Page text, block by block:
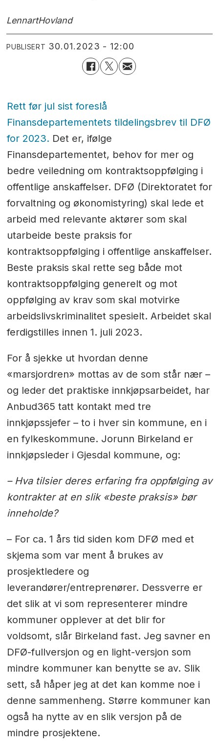
LennartHovland
PUBLISERT 30.01.2023 - 12:00
Rett før jul sist foreslå
Finansdepartementets tildelingsbrev til DFØ
for 2023. Det er, ifølge
Finansdepartementet, behov for mer og
bedre veiledning om kontraktsoppfølging i
offentlige anskaffelser. DFØ (Direktoratet for
forvaltning og økonomistyring) skal lede et
arbeid med relevante aktører som skal
utarbeide beste praksis for
kontraktsoppfølging i offentlige anskaffelser.
Beste praksis skal rette seg både mot
kontraktsoppfølging generelt og mot
oppfølging av krav som skal motvirke
arbeidslivskriminalitet spesielt. Arbeidet skal
ferdigstilles innen 1. juli 2023.
For å sjekke ut hvordan denne
«marsjordren» mottas av de som står nær –
og leder det praktiske innkjøpsarbeidet, har
Anbud365 tatt kontakt med tre
innkjøpssjefer – to i hver sin kommune, en i
en fylkeskommune. Jorunn Birkeland er
innkjøpsleder i Gjesdal kommune, og:
– Hva tilsier deres erfaring fra oppfølging av
kontrakter at en slik «beste praksis» bør
inneholde?
– For ca. 1 års tid siden kom DFØ med et
skjema som var ment å brukes av
prosjektledere og
leverandører/entreprenører. Dessverre er
det slik at vi som representerer mindre
kommuner opplever at det blir for
voldsomt, slår Birkeland fast. Jeg savner en
DFØ-fullversjon og en light-versjon som
mindre kommuner kan benytte se av. Slik
sett, så håper jeg at det kan komme noe i
denne sammenheng. Større kommuner kan
også ha nytte av en slik versjon på de
mindre prosjektene.